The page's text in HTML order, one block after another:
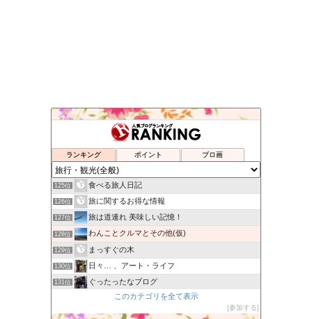
ランキング ポイント ブロ画
121位 おやかまっさん京都〜古都の散歩道〜
Tabiholic 旅ホリック
123位 ディレクターズ・カット
124位 mbSTYLE
125位 食べる旅人日記
126位 旅に関するお得な情報
127位 旅は道連れ 美味しい記憶！
128位 わんことクルマとその他(仮)
129位 まっすぐの木
130位 日々… 、アート・ライフ
131位 ぐったったなブログ
まん遊記
133位 会津盆地は、東に奥羽山脈、西に越後山脈、
このカテゴリを全て表示
参加する